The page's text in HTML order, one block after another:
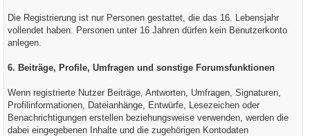
Die Registrierung ist nur Personen gestattet, die das 16. Lebensjahr
vollendet haben. Personen unter 16 Jahren dürfen kein Benutzerkonto
anlegen.
6. Beiträge, Profile, Umfragen und sonstige Forumsfunktionen
Wenn registrierte Nutzer Beiträge, Antworten, Umfragen, Signaturen,
Profilinformationen, Dateianhänge, Entwürfe, Lesezeichen oder
Benachrichtigungen erstellen beziehungsweise verwenden, werden die
dabei eingegebenen Inhalte und die zugehörigen Kontodaten